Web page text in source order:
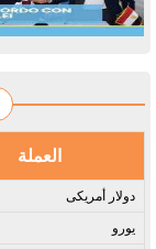
العملة
دولار أمريكى​
يورو​